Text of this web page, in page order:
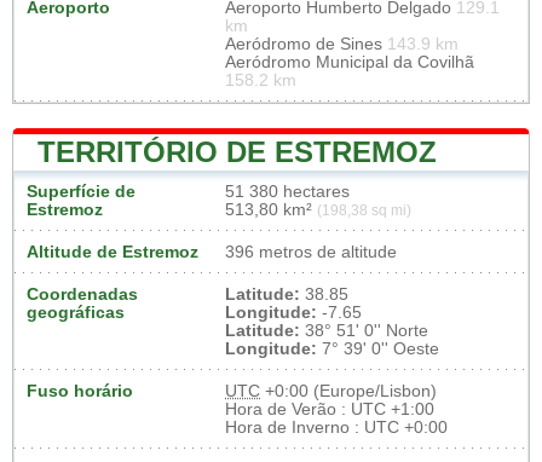
Aeroporto Aeroporto Humberto Delgado 129.1
km
Aeródromo de Sines 143.9 km
Aeródromo Municipal da Covilhã
158.2 km
TERRITÓRIO DE ESTREMOZ
Superfície de
Estremoz
51 380 hectares
513,80 km² (198,38 sq mi)
Altitude de Estremoz 396 metros de altitude
Coordenadas
geográficas
Latitude: 38.85
Longitude: -7.65
Latitude: 38° 51' 0'' Norte
Longitude: 7° 39' 0'' Oeste
Fuso horário UTC +0:00 (Europe/Lisbon)
Hora de Verão : UTC +1:00
Hora de Inverno : UTC +0:00